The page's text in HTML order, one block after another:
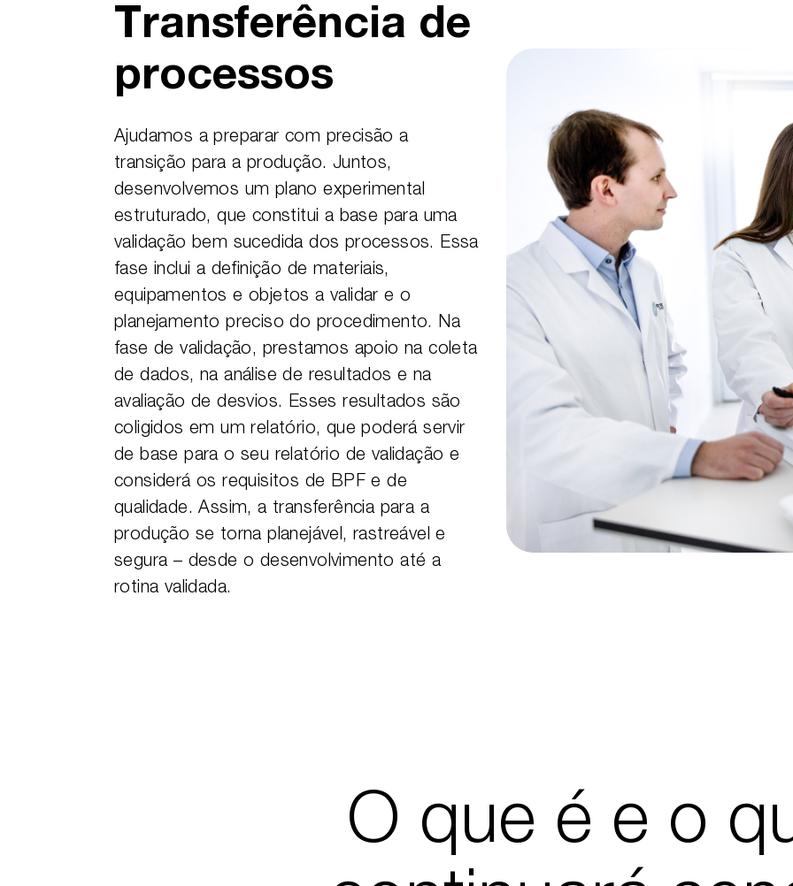
Transferência de
processos
Ajudamos a preparar com precisão a
transição para a produção. Juntos,
desenvolvemos um plano experimental
estruturado, que constitui a base para uma
validação bem sucedida dos processos. Essa
fase inclui a definição de materiais,
equipamentos e objetos a validar e o
planejamento preciso do procedimento. Na
fase de validação, prestamos apoio na coleta
de dados, na análise de resultados e na
avaliação de desvios. Esses resultados são
coligidos em um relatório, que poderá servir
de base para o seu relatório de validação e
considerá os requisitos de BPF e de
qualidade. Assim, a transferência para a
produção se torna planejável, rastreável e
segura – desde o desenvolvimento até a
rotina validada.
O que é e o